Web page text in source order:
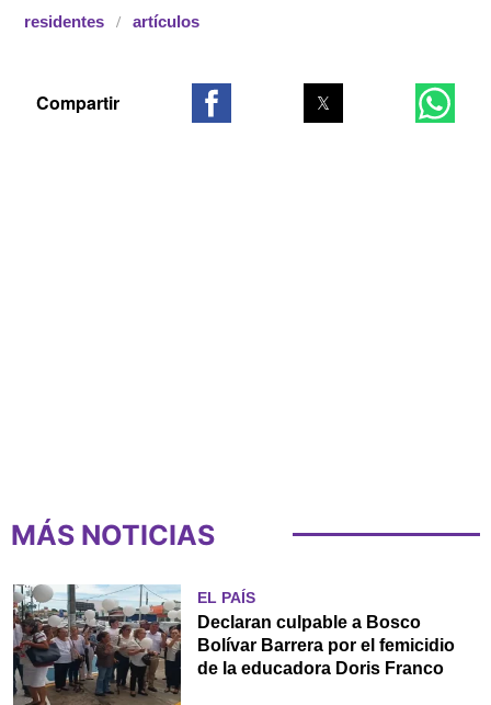
residentes artículos
MÁS NOTICIAS
EL PAÍS
Declaran culpable a Bosco
Bolívar Barrera por el femicidio
de la educadora Doris Franco